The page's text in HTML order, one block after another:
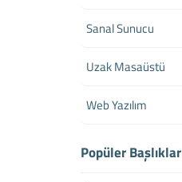
Sanal Sunucu
Uzak Masaüstü
Web Yazılım
Popüler Başlıklar